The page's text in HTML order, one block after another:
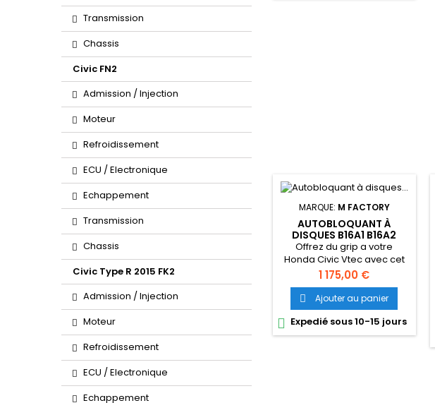
Transmission
Chassis
Civic FN2
Admission / Injection
Moteur
Refroidissement
ECU / Electronique
Echappement
Transmission
Chassis
Civic Type R 2015 FK2
Admission / Injection
Moteur
Refroidissement
ECU / Electronique
Echappement
MARQUE: M FACTORY
AUTOBLOQUANT À
DISQUES B16A1 B16A2
(CABLE/HYDRO) -
MFACTORY
Offrez du grip a votre
Honda Civic Vtec avec cet
autobloquant à disques de
chez MFactory. La
modification
incontournable pour
gagner des secondes au
tour.
Prix
1 175,00 €
 Ajouter au panier
 Expedié sous 10-15 jours